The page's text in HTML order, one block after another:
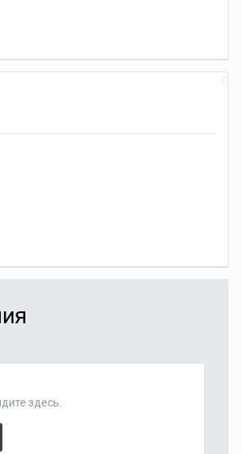
здесь.